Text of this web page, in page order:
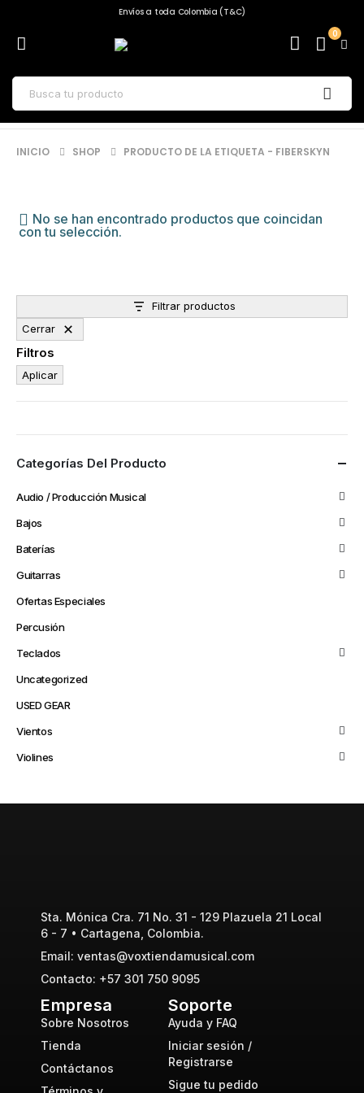
Envíos a toda Colombia (T&C)
0
INICIO SHOP PRODUCTO DE LA ETIQUETA - FIBERSKYN
No se han encontrado productos que coincidan
con tu selección.
Filtrar productos
Cerrar
Filtros
Aplicar
Categorías Del Producto
Audio / Producción Musical
Bajos
Baterías
Guitarras
Ofertas Especiales
Percusión
Teclados
Uncategorized
USED GEAR
Vientos
Violines
Sta. Mónica Cra. 71 No. 31 - 129 Plazuela 21 Local
6 - 7 • Cartagena, Colombia.
Email: ventas@voxtiendamusical.com
Contacto: +57 301 750 9095
Empresa
Sobre Nosotros
Tienda
Contáctanos
Soporte
Ayuda y FAQ
Iniciar sesión /
Registrarse
Sigue tu pedido